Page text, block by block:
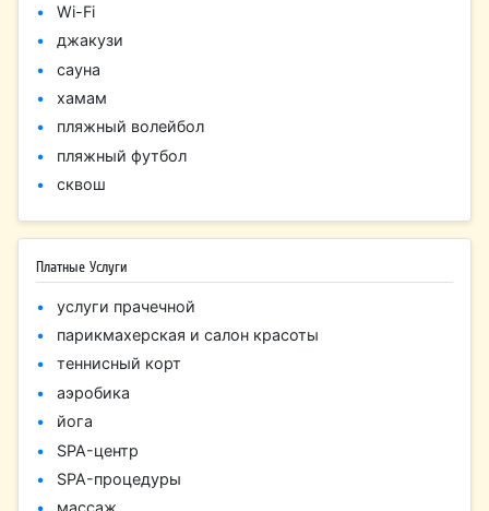
Wi-Fi
джакузи
сауна
хамам
пляжный волейбол
пляжный футбол
сквош
Платные Услуги
услуги прачечной
парикмахерская и салон красоты
теннисный корт
аэробика
йога
SPA-центр
SPA-процедуры